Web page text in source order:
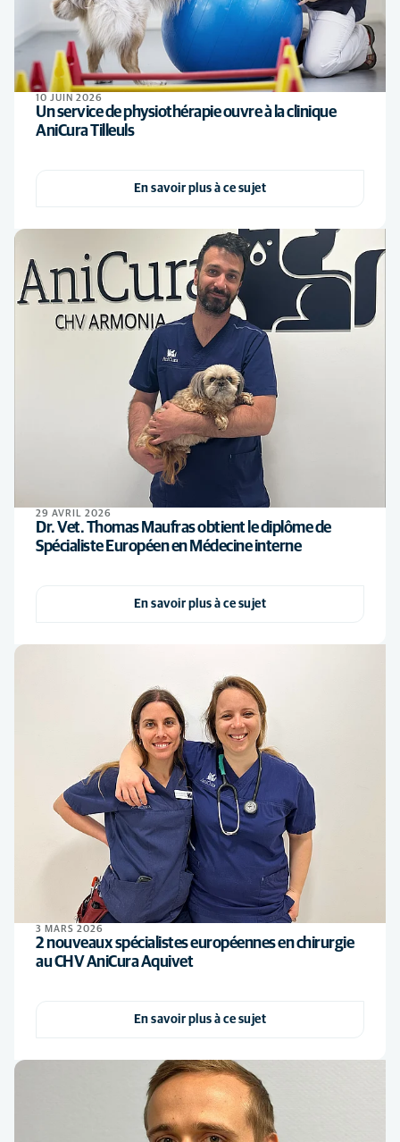
10 JUIN 2026
Un service de physiothérapie ouvre à la clinique
AniCura Tilleuls
En savoir plus à ce sujet
29 AVRIL 2026
Dr. Vet. Thomas Maufras obtient le diplôme de
Spécialiste Européen en Médecine interne
En savoir plus à ce sujet
3 MARS 2026
2 nouveaux spécialistes européennes en chirurgie
au CHV AniCura Aquivet
En savoir plus à ce sujet